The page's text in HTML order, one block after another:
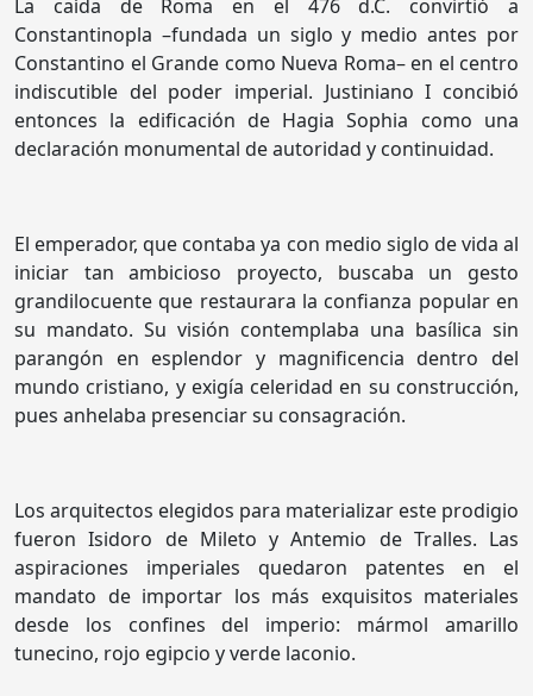
La caída de Roma en el 476 d.C. convirtió a
Constantinopla –fundada un siglo y medio antes por
Constantino el Grande como Nueva Roma– en el centro
indiscutible del poder imperial. Justiniano I concibió
entonces la edificación de Hagia Sophia como una
declaración monumental de autoridad y continuidad.
El emperador, que contaba ya con medio siglo de vida al
iniciar tan ambicioso proyecto, buscaba un gesto
grandilocuente que restaurara la confianza popular en
su mandato. Su visión contemplaba una basílica sin
parangón en esplendor y magnificencia dentro del
mundo cristiano, y exigía celeridad en su construcción,
pues anhelaba presenciar su consagración.
Los arquitectos elegidos para materializar este prodigio
fueron Isidoro de Mileto y Antemio de Tralles. Las
aspiraciones imperiales quedaron patentes en el
mandato de importar los más exquisitos materiales
desde los confines del imperio: mármol amarillo
tunecino, rojo egipcio y verde laconio.